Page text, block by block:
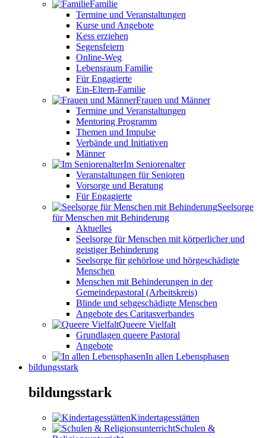
Familie
Termine und Veranstaltungen
Kurse und Angebote
Kess erziehen
Segensfeiern
Online-Weg
Lebensraum Familie
Für Engagierte
Ein-Eltern-Familie
Frauen und Männer
Termine und Veranstaltungen
Mentoring Programm
Themen und Impulse
Verbände und Initiativen
Männer
Im Seniorenalter
Veranstaltungen für Senioren
Vorsorge und Beratung
Für Engagierte
Seelsorge
für Menschen mit Behinderung
Aktuelles
Seelsorge für Menschen mit körperlicher und
geistiger Behinderung
Seelsorge für gehörlose und hörgeschädigte
Menschen
Menschen mit Behinderungen in der
Gemeindepastoral (Arbeitskreis)
Blinde und sehgeschädigte Menschen
Angebote des Caritasverbandes
Queere Vielfalt
Grundlagen queere Pastoral
Angebote
In allen Lebensphasen
bildungsstark
bildungsstark
Kindertagesstätten
Schulen &